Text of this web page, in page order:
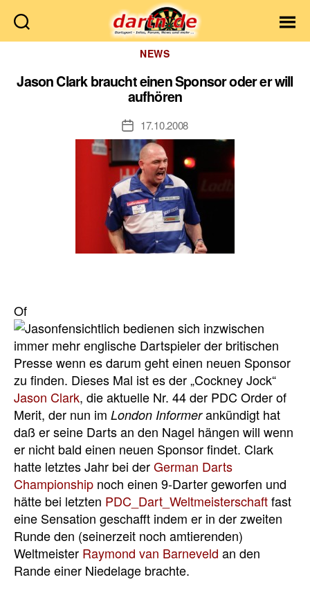
Dartn.de
Kategorien
NEWS
Jason Clark braucht einen Sponsor oder er will
aufhören
Veröffentlichungsdatum
17.10.2008
Of
fensichtlich bedienen sich inzwischen
immer mehr englische Dartspieler der britischen
Presse wenn es darum geht einen neuen Sponsor
zu finden. Dieses Mal ist es der „Cockney Jock“
Jason Clark, die aktuelle Nr. 44 der PDC Order of
Merit, der nun im London Informerankündigt hat
daß er seine Darts an den Nagel hängen will wenn
er nicht bald einen neuen Sponsor findet. Clark
hatte letztes Jahr bei derGerman Darts
Championship noch einen 9-Darter geworfen und
hätte bei letzten PDC_Dart_Weltmeisterschaftfast
eine Sensation geschafft indem er in der zweiten
Runde den (seinerzeit noch amtierenden)
Weltmeister Raymond van Barneveld an den
Rande einer Niedelage brachte.